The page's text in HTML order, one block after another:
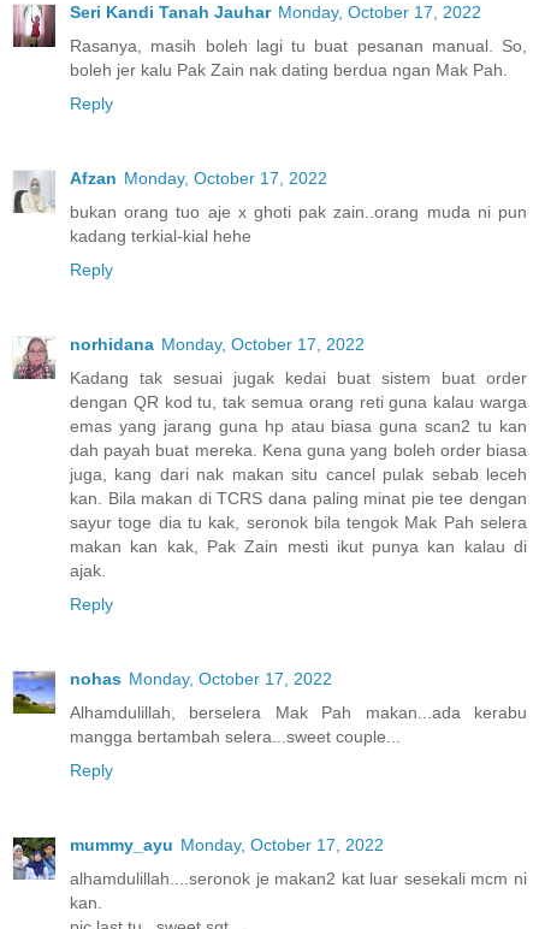
Seri Kandi Tanah Jauhar Monday, October 17, 2022
Rasanya, masih boleh lagi tu buat pesanan manual. So,
boleh jer kalu Pak Zain nak dating berdua ngan Mak Pah.
Reply
Afzan Monday, October 17, 2022
bukan orang tuo aje x ghoti pak zain..orang muda ni pun
kadang terkial-kial hehe
Reply
norhidana Monday, October 17, 2022
Kadang tak sesuai jugak kedai buat sistem buat order
dengan QR kod tu, tak semua orang reti guna kalau warga
emas yang jarang guna hp atau biasa guna scan2 tu kan
dah payah buat mereka. Kena guna yang boleh order biasa
juga, kang dari nak makan situ cancel pulak sebab leceh
kan. Bila makan di TCRS dana paling minat pie tee dengan
sayur toge dia tu kak, seronok bila tengok Mak Pah selera
makan kan kak, Pak Zain mesti ikut punya kan kalau di
ajak.
Reply
nohas Monday, October 17, 2022
Alhamdulillah, berselera Mak Pah makan...ada kerabu
mangga bertambah selera...sweet couple...
Reply
mummy_ayu Monday, October 17, 2022
alhamdulillah....seronok je makan2 kat luar sesekali mcm ni
kan.